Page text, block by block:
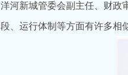
新城管委会副主任、财政
、运行体制等方面有许多